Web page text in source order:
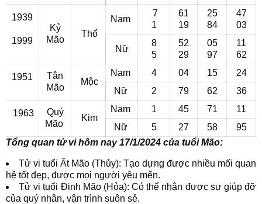
1939
1999
Kỷ
Mão
Thổ
Nam
7
1
61
19
25
84
47
03
Nữ
8
5
52
29
05
97
11
62
1951
Tân
Mão
Mộc
Nam 4 04 15
24
Nữ
2 79 62 36
1963
Quý
Mão
Kim
Nam 1 45 71
11
Nữ
5 27 58
95
Tổng quan tử vi hôm nay 17/1/2024 của tuổi Mão:
Tử vi tuổi Ất Mão (Thủy): Tạo dựng được nhiều mối quan
hệ tốt đẹp, được mọi người yêu mến.
Tử vi tuổi Đinh Mão (Hỏa): Có thể nhận được sự giúp đỡ
của quý nhân, vận trình suôn sẻ.